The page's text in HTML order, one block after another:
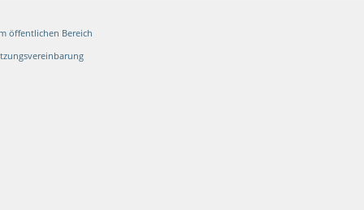
öffentlichen Bereich